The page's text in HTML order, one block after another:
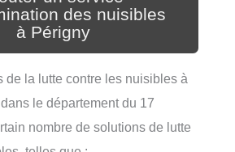
des nuisibles
à Périgny
de la lutte contre les nuisibles à
le département du 17
nombre de solutions de lutte